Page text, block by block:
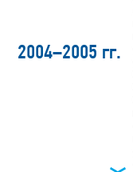
2004–2005 гг.